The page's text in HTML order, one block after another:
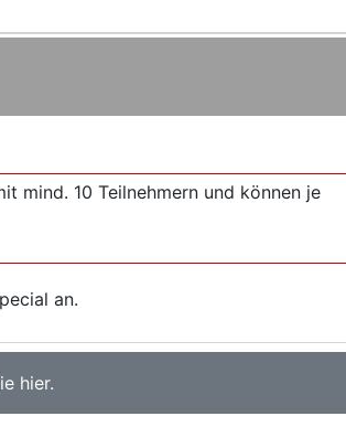
mind. 10 Teilnehmern und können je
an.
hier.